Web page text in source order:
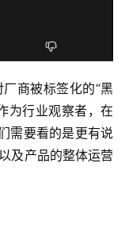
商被标签化的“黑
为行业观察者，在
需要看的是更有说
及产品的整体运营